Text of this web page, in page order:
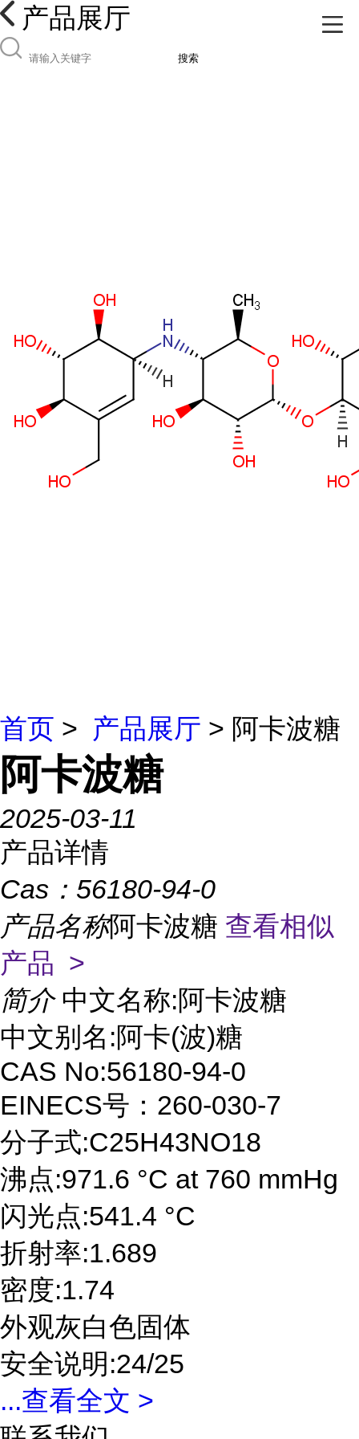
产品展厅
搜索
首页 > 产品展厅 > 阿卡波糖
阿卡波糖
2025-03-11
产品详情
Cas： 56180-94-0
产品名称阿卡波糖 查看相似
产品 >
简介 中文名称:阿卡波糖
中文别名:阿卡(波)糖
CAS No:56180-94-0
EINECS号：260-030-7
分子式:C25H43NO18
沸点:971.6 °C at 760 mmHg
闪光点:541.4 °C
折射率:1.689
密度:1.74
外观灰白色固体
安全说明:24/25
...查看全文 >